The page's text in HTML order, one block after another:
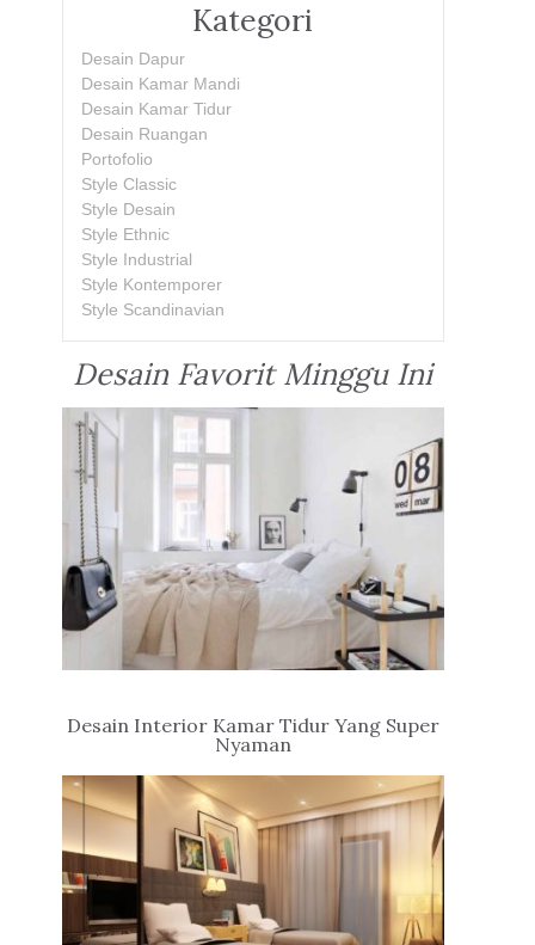
Kategori
Desain Dapur
Desain Kamar Mandi
Desain Kamar Tidur
Desain Ruangan
Portofolio
Style Classic
Style Desain
Style Ethnic
Style Industrial
Style Kontemporer
Style Scandinavian
Desain Favorit Minggu Ini
Desain Interior Kamar Tidur Yang Super
Nyaman